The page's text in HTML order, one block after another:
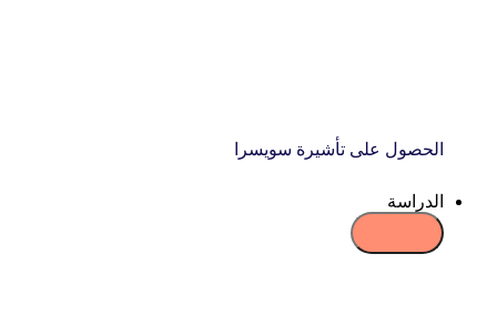
الحصول على تأشيرة سويسرا
الدراسة